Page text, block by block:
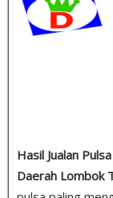
Hasil Jualan
Daerah Lombok